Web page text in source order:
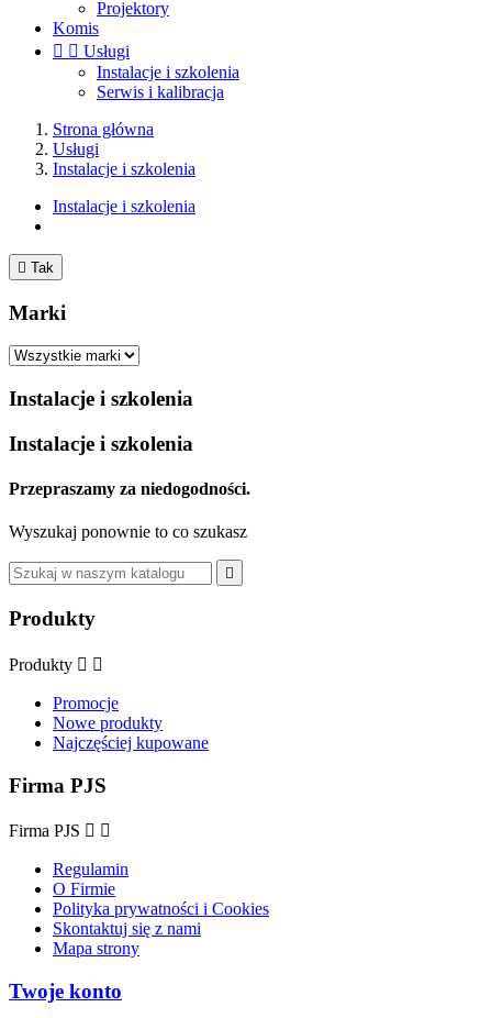
Projektory
Komis
  Usługi
Instalacje i szkolenia
Serwis i kalibracja
Strona główna
Usługi
Instalacje i szkolenia
Instalacje i szkolenia
 Tak
Marki
Instalacje i szkolenia
Instalacje i szkolenia
Przepraszamy za niedogodności.
Wyszukaj ponownie to co szukasz

Produkty
Produkty  
Promocje
Nowe produkty
Najczęściej kupowane
Firma PJS
Firma PJS  
Regulamin
O Firmie
Polityka prywatności i Cookies
Skontaktuj się z nami
Mapa strony
Twoje konto